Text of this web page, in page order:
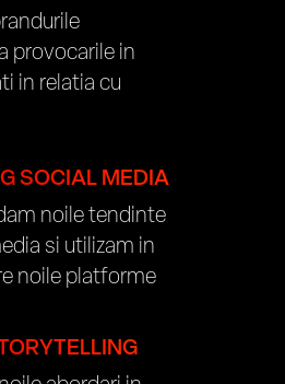
provocarile in
in relatia cu
SOCIAL MEDIA
noile tendinte
si utilizam in
noile platforme